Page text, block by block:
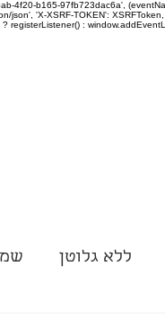
4f20-b165-97fb723dac6a',
'X-XSRF-TOKEN':
registerListener() :
ללא גלוטן